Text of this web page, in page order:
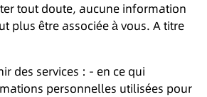
tout doute, aucune information
plus être associée à vous. A titre
des services : - en ce qui
personnelles utilisées pour